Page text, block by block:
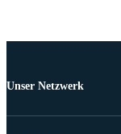
Unser Netzwerk